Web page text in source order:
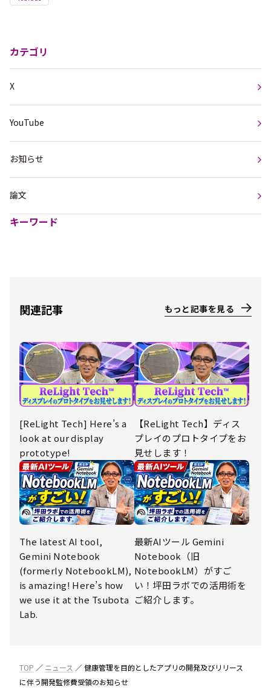
カテゴリ
X
YouTube
お知らせ
論文
キーワード
関連記事 もっと記事を見る
[ReLight Tech] Here’s a
look at our display
prototype!
【ReLight Tech】ディス
プレイのプロトタイプをお
見せします！
The latest AI tool,
Gemini Notebook
(formerly NotebookLM),
is amazing! Here’s how
we use it at the Tsubota
Lab.
最新AIツール Gemini
Notebook（旧
NotebookLM）がすご
い！坪田ラボでの活用術を
ご紹介します。
TOP ニュース
健康管理を目的としたアプリの開発及びリリース
に伴う開発監修費受領のお知らせ